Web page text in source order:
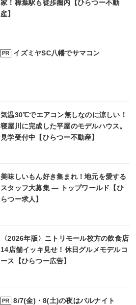
家！樟葉駅も徒歩圏内【ひらつー不動
産】
PR イズミヤSC八幡でサマコン
気温30℃でエアコン無しなのに涼しい！
寝屋川に完成した平屋のモデルハウス。
見学受付中【ひらつー不動産】
美味しいもん好き集まれ！地元を愛する
スタッフ大募集 ― トップワールド【ひ
らつー求人】
〈2026年版〉ニトリモール枚方の飲食店
14店舗イッキ見せ！休日グルメモデルコ
ース【ひらつー広告】
PR 8/7(金)・8(土)の夜はバルナイト